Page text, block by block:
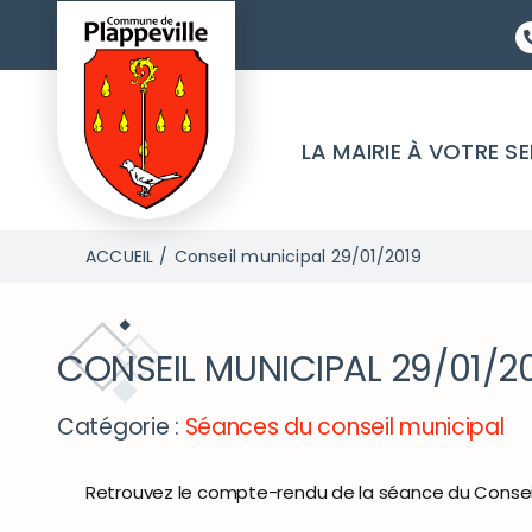
contenu
LA MAIRIE À VOTRE
ACCUEIL Conseil municipal 29/01/2019
CONSEIL MUNICIPAL 29/01/
Catégorie : Séances du conseil municipal
Retrouvez le compte-rendu de la séance du